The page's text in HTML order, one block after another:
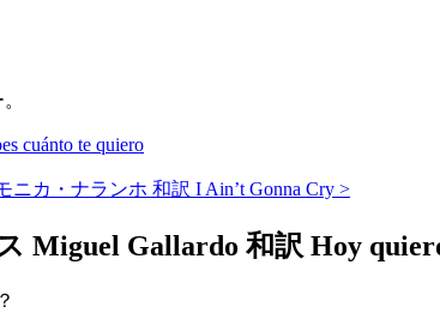
cuánto te quiero
ニカ・ナランホ 和訳 I Ain’t Gonna Cry >
Miguel Gallardo 和訳 Hoy